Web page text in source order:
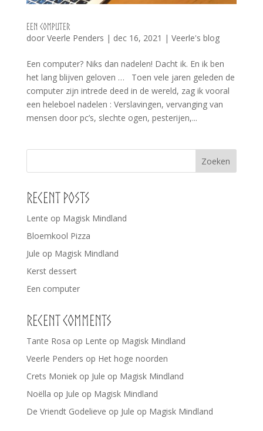
Een computer
door Veerle Penders | dec 16, 2021 | Veerle's blog
Een computer? Niks dan nadelen! Dacht ik. En ik ben
het lang blijven geloven … Toen vele jaren geleden de
computer zijn intrede deed in de wereld, zag ik vooral
een heleboel nadelen : Verslavingen, vervanging van
mensen door pc’s, slechte ogen, pesterijen,...
Zoeken
Recent Posts
Lente op Magisk Mindland
Bloemkool Pizza
Jule op Magisk Mindland
Kerst dessert
Een computer
Recent Comments
Tante Rosa op Lente op Magisk Mindland
Veerle Penders op Het hoge noorden
Crets Moniekop Jule op Magisk Mindland
Noëlla op Jule op Magisk Mindland
De Vriendt Godelieve op Jule op Magisk Mindland